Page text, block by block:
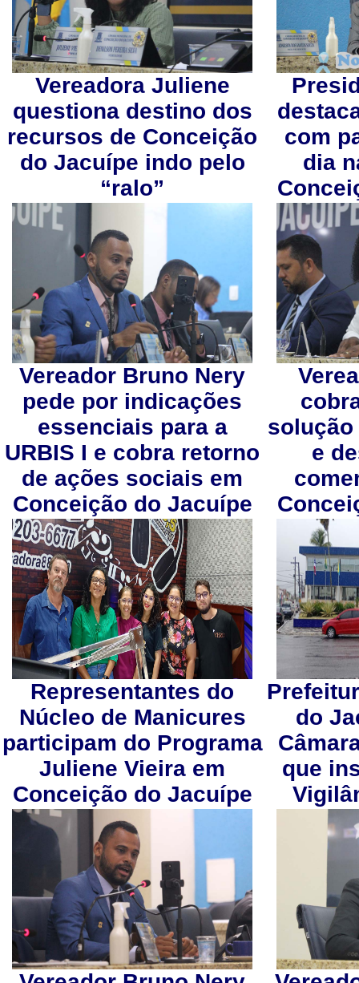
Vereadora Juliene
questiona destino dos
recursos de Conceição
do Jacuípe indo pelo
“ralo”
com
dia
Vereador Bruno Nery
pede por indicações
essenciais para a
URBIS I e cobra retorno
de ações sociais em
Conceição do Jacuípe
solução
e
Representantes do
Núcleo de Manicures
participam do Programa
Juliene Vieira em
Conceição do Jacuípe
do
que